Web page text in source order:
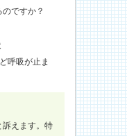
ですか？
呼吸が止ま
訴えます。特